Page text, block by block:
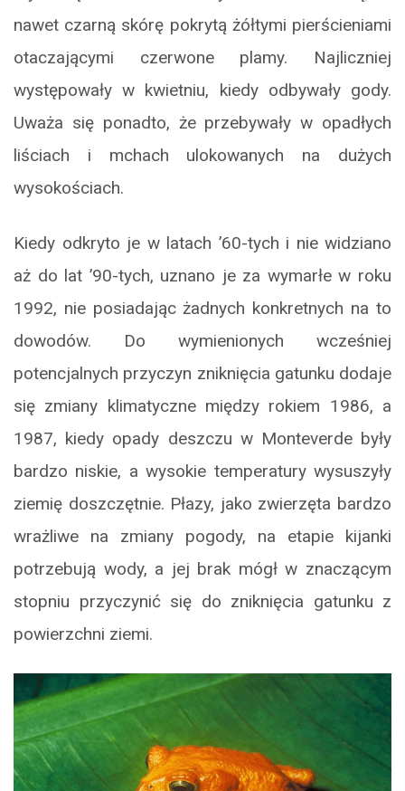
nawet czarną skórę pokrytą żółtymi pierścieniami
otaczającymi czerwone plamy. Najliczniej
występowały w kwietniu, kiedy odbywały gody.
Uważa się ponadto, że przebywały w opadłych
liściach i mchach ulokowanych na dużych
wysokościach.
Kiedy odkryto je w latach ’60-tych i nie widziano
aż do lat ’90-tych, uznano je za wymarłe w roku
1992, nie posiadając żadnych konkretnych na to
dowodów. Do wymienionych wcześniej
potencjalnych przyczyn zniknięcia gatunku dodaje
się zmiany klimatyczne między rokiem 1986, a
1987, kiedy opady deszczu w Monteverde były
bardzo niskie, a wysokie temperatury wysuszyły
ziemię doszczętnie. Płazy, jako zwierzęta bardzo
wrażliwe na zmiany pogody, na etapie kijanki
potrzebują wody, a jej brak mógł w znaczącym
stopniu przyczynić się do zniknięcia gatunku z
powierzchni ziemi.